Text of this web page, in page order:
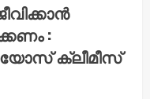
:
ക്ലീമീസ്